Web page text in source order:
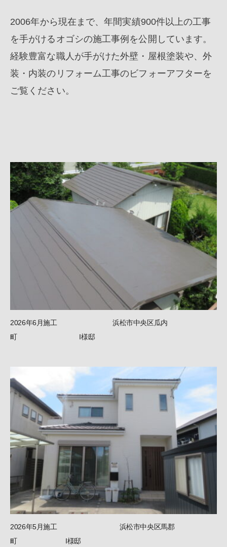
2006年から現在まで、年間実績900件以上の工事
を手がけるオゴシの施工事例を公開しています。
経験豊富な職人が手がけた外壁・屋根塗装や、外
装・内装のリフォーム工事のビフォーアフターを
ご覧ください。
2026年6月施工 浜松市中央区瓜内
町 I様邸
2026年5月施工 浜松市中央区馬郡
町 I様邸